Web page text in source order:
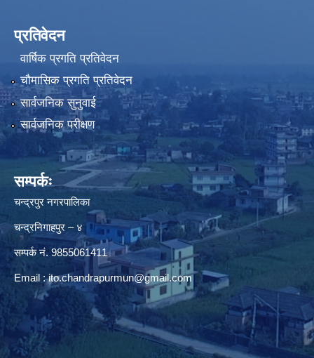
प्रतिवेदन
वार्षिक प्रगति प्रतिवेदन
चौमासिक प्रगति प्रतिवेदन
सार्वजनिक सुनुवाई
सार्वजनिक परीक्षण
सम्पर्कः
चन्द्रपुर नगरपालिका
चन्द्रनिगाहपुर – ४
सम्पर्क नं. 9855061411
Email :ito.chandrapurmun@gmail.com